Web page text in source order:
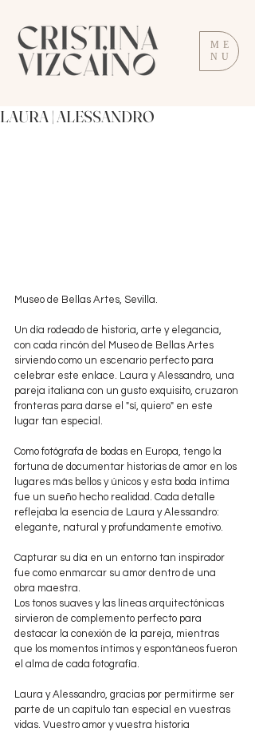
ME
NU
LAURA | ALESSANDRO
Museo de Bellas Artes, Sevilla.
Un día rodeado de historia, arte y elegancia,
con cada rincón del Museo de Bellas Artes
sirviendo como un escenario perfecto para
celebrar este enlace. Laura y Alessandro, una
pareja italiana con un gusto exquisito, cruzaron
fronteras para darse el "sí, quiero" en este
lugar tan especial.
Como fotógrafa de bodas en Europa, tengo la
fortuna de documentar historias de amor en los
lugares más bellos y únicos y esta boda íntima
fue un sueño hecho realidad. Cada detalle
reflejaba la esencia de Laura y Alessandro:
elegante, natural y profundamente emotivo.
Capturar su día en un entorno tan inspirador
fue como enmarcar su amor dentro de una
obra maestra.
Los tonos suaves y las líneas arquitectónicas
sirvieron de complemento perfecto para
destacar la conexión de la pareja, mientras
que los momentos íntimos y espontáneos fueron
el alma de cada fotografía.
Laura y Alessandro, gracias por permitirme ser
parte de un capítulo tan especial en vuestras
vidas. Vuestro amor y vuestra historia